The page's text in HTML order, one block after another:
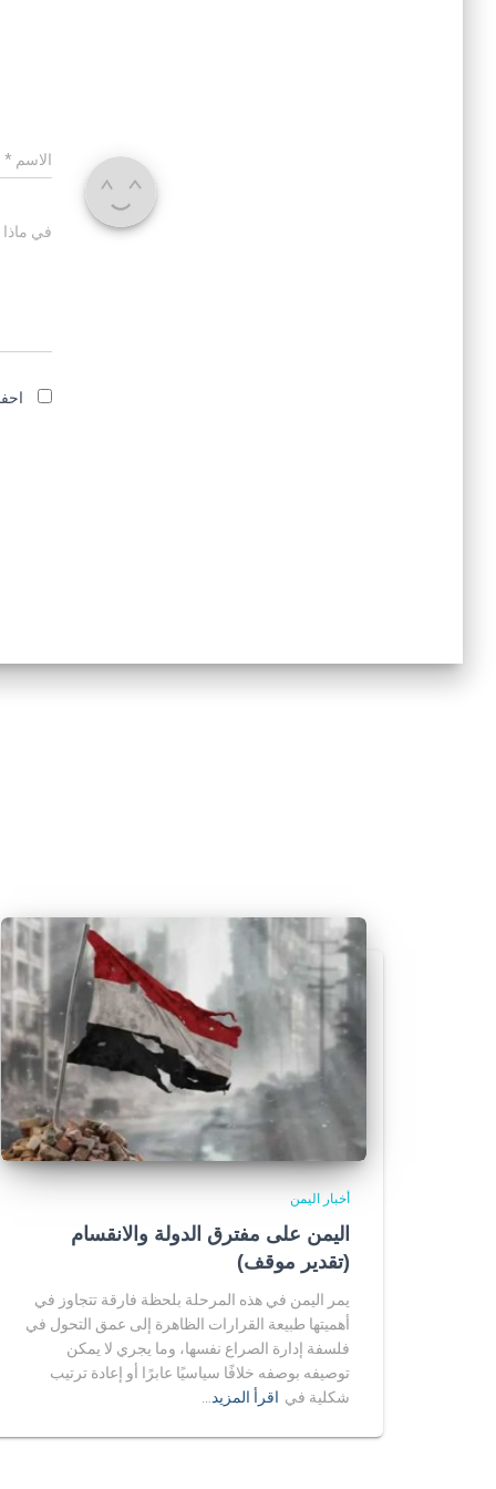
الاسم *
في ماذا
أخبار اليمن
اليمن على مفترق الدولة والانقسام
(تقدير موقف)
يمر اليمن في هذه المرحلة بلحظة فارقة تتجاوز في
أهميتها طبيعة القرارات الظاهرة إلى عمق التحول في
فلسفة إدارة الصراع نفسها، وما يجري لا يمكن
توصيفه بوصفه خلافًا سياسيًا عابرًا أو إعادة ترتيب
شكلية في اقرأ المزيد…